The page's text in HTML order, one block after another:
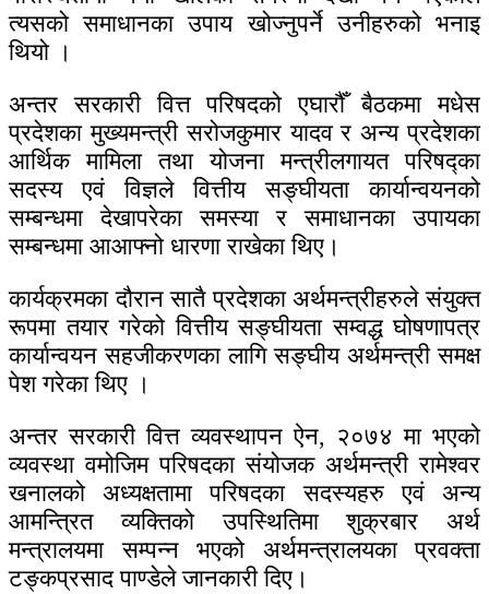
त्यसको समाधानका उपाय खोज्नुपर्ने उनीहरुको भनाइ
थियो ।
अन्तर सरकारी वित्त परिषदको एघारौँ बैठकमा मधेस
प्रदेशका मुख्यमन्त्री सरोजकुमार यादव र अन्य प्रदेशका
आर्थिक मामिला तथा योजना मन्त्रीलगायत परिषद्का
सदस्य एवं विज्ञले वित्तीय सङ्घीयता कार्यान्वयनको
सम्बन्धमा देखापरेका समस्या र समाधानका उपायका
सम्बन्धमा आआफ्नो धारणा राखेका थिए।
कार्यक्रमका दौरान सातै प्रदेशका अर्थमन्त्रीहरुले संयुक्त
रूपमा तयार गरेको वित्तीय सङ्घीयता सम्वद्ध घोषणापत्र
कार्यान्वयन सहजीकरणका लागि सङ्घीय अर्थमन्त्री समक्ष
पेश गरेका थिए ।
अन्तर सरकारी वित्त व्यवस्थापन ऐन, २०७४ मा भएको
व्यवस्था वमोजिम परिषदका संयोजक अर्थमन्त्री रामेश्वर
खनालको अध्यक्षतामा परिषदका सदस्यहरु एवं अन्य
आमन्त्रित व्यक्तिको उपस्थितिमा शुक्रबार अर्थ
मन्त्रालयमा सम्पन्न भएको अर्थमन्त्रालयका प्रवक्ता
टङ्कप्रसाद पाण्डेले जानकारी दिए।